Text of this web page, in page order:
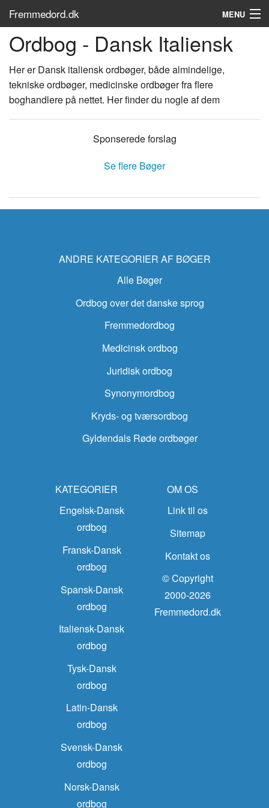
Fremmedord.dk MENU
Hvad er fremmedord?
Søg...
Find bøger
Ordbog - Dansk Italiensk
Her er Dansk italiensk ordbøger, både almindelige,
tekniske ordbøger, medicinske ordbøger fra flere
boghandlere på nettet. Her finder du nogle af dem
Sponserede forslag
Se flere Bøger
ANDRE KATEGORIER AF BØGER
Alle Bøger
Ordbog over det danske sprog
Fremmedordbog
Medicinsk ordbog
Juridisk ordbog
Synonymordbog
Kryds- og tværsordbog
Gyldendals Røde ordbøger
KATEGORIER
Engelsk-Dansk
ordbog
Fransk-Dansk
ordbog
Spansk-Dansk
ordbog
Italiensk-Dansk
ordbog
Tysk-Dansk
ordbog
Latin-Dansk
ordbog
Svensk-Dansk
ordbog
Norsk-Dansk
ordbog
OM OS
Link til os
Sitemap
Kontakt os
© Copyright
2000-2026
Fremmedord.dk